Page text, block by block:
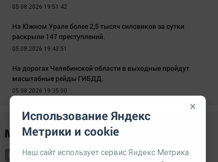
05.08.2026 19:51:42
На Южном Урале более 2,5 тысяч силовиков за сутки
раскрыли 147 преступлений.
05.08.2026 19:43:51
На дорогах Челябинской области в выходные пройдут
масштабные рейды ГИБДД.
05.08.2026 19:35:00
×
Использование Яндекс
Метрики и cookie
Наш сайт использует сервис Яндекс Метрика